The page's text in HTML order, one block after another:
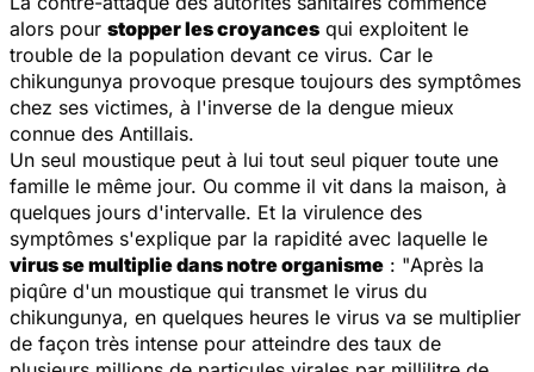
alors pour stopper les croyances qui exploitent le
trouble de la population devant ce virus. Car le
chikungunya provoque presque toujours des symptômes
chez ses victimes, à l'inverse de la dengue mieux
connue des Antillais.
Un seul moustique peut à lui tout seul piquer toute une
famille le même jour. Ou comme il vit dans la maison, à
quelques jours d'intervalle. Et la virulence des
symptômes s'explique par la rapidité avec laquelle le
virus se multiplie dans notre organisme : "Après la
piqûre d'un moustique qui transmet le virus du
chikungunya, en quelques heures le virus va se multiplier
de façon très intense pour atteindre des taux de